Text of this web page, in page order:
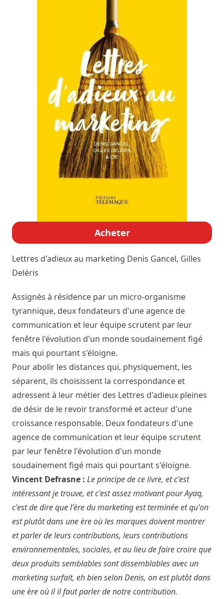
Acheter
Lettres d'adieux au marketing Denis Gancel, Gilles
Deléris
Assignés à résidence par un micro-organisme
tyrannique, deux fondateurs d'une agence de
communication et leur équipe scrutent par leur
fenêtre l'évolution d'un monde soudainement figé
mais qui pourtant s'éloigne.
Pour abolir les distances qui, physiquement, les
séparent, ils choisissent la correspondance et
adressent à leur métier des Lettres d'adieux pleines
de désir de le revoir transformé et acteur d'une
croissance responsable. Deux fondateurs d'une
agence de communication et leur équipe scrutent
par leur fenêtre l'évolution d'un monde
soudainement figé mais qui pourtant s'éloigne.
Vincent Defrasne : Le principe de ce livre, et c'est
intéressant je trouve, et c'est assez motivant pour Ayaq,
c'est de dire que l'ère du marketing est terminée et qu'on
est plutôt dans une ère où les marques doivent montrer
et parler de leurs contributions, leurs contributions
environnementales, sociales, et au lieu de faire croire que
deux produits semblables sont dissemblables avec un
marketing surfait, eh bien selon Denis, on est plutôt dans
une ère où il il faut parler de notre contribution.